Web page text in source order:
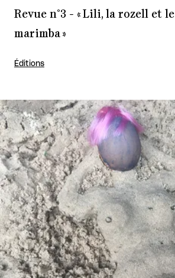
Revue n°3 - « Lili, la rozell et le
marimba »
Éditions